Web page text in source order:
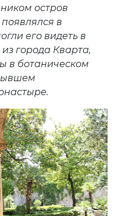
остров
в
его видеть в
города Кварта,
в ботаническом